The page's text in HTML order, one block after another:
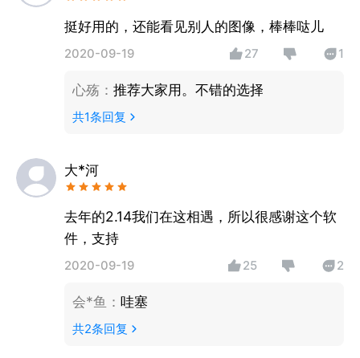
挺好用的，还能看见别人的图像，棒棒哒儿
2020-09-19 27 1
心殇： 推荐大家用。不错的选择
共1条回复
大*河
去年的2.14我们在这相遇，所以很感谢这个软
件，支持
2020-09-19 25 2
会*鱼 ： 哇塞
共2条回复